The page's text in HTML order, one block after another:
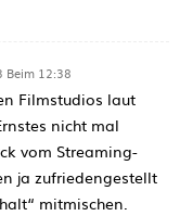
Beim 12:38
Filmstudios laut
nicht mal
vom Streaming-
ja zufriedengestellt
mitmischen.